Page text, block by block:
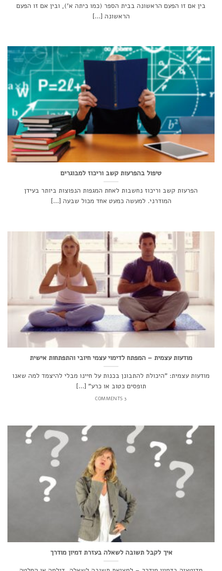
בין אם זו הפעם הראשונה בבית הספר (כמו כיתה א'), ובין אם זו הפעם
הראשונה [...]
טיפול בהפרעות קשב וריכוז למבוגרים
הפרעות קשב וריכוז נחשבות לאחת המגפות הנפוצות ביותר בעידן
המודרני. למעשה כמעט אחד מכול שבעה [...]
מודעות עצמית – המפתח לדימוי עצמי חיובי והתפתחות אישית
מודעות עצמית: "היכולת להתבונן בכנות על חיינו מבלי להיצמד למה שאנו
תופסים כטוב או כרע" [...]
3 COMMENTS
איך לקבל תשובה לשאלה בעזרת דמיון מודרך